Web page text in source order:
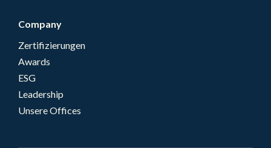
Company
Zertifizierungen
Awards
ESG
Leadership
Unsere Offices